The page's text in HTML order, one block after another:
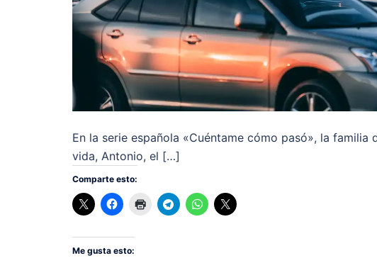
En la serie española «Cuéntame cómo pasó», la
vida, Antonio, el […]
Comparte esto:
Me gusta esto: